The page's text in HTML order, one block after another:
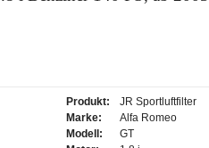
Produkt:
JR Sportluftfilter
Marke:
Alfa Romeo
Modell:
GT